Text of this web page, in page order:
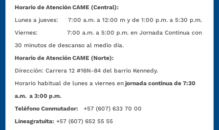
Horario de Atención CAME (Central):
Lunes a jueves: 7:00 a.m. a 12:00 m y de 1:00 p.m. a 5:30 p.m.
Viernes: 7:00 a.m. a 5:00 p.m. en Jornada Continua con
30 minutos de descanso al medio día.
Horario de Atención CAME (Norte):
Dirección:Carrera 12 #16N-84 del barrio Kennedy.
Horario habitual de lunes a viernes en jornada continua de 7:30
a.m. a 3:00 p.m.
Teléfono Conmutador:
+57 (607) 633 70 00
Líneagratuita: +57 (607) 652 55 55